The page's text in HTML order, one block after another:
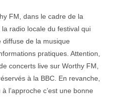
FM, dans le cadre de la
radio locale du festival qui
diffuse de la musique
pratiques. Attention,
concerts live sur Worthy FM,
à la BBC. En revanche,
l’approche c’est une bonne